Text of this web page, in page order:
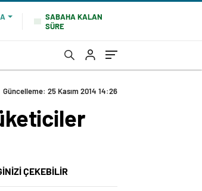
SABAHA KALAN
SÜRE
Güncelleme: 25 Kasım 2014 14:26
ÇEKEBİLİR